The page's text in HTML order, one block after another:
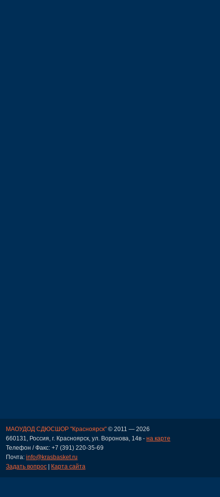
МАОУДОД СДЮСШОР "Красноярск" © 2011 — 2026
660131, Россия, г. Красноярск, ул. Воронова, 14в - на карте
Телефон / Факс: +7 (391) 220-35-69
Почта: info@krasbasket.ru
Задать вопрос | Карта сайта